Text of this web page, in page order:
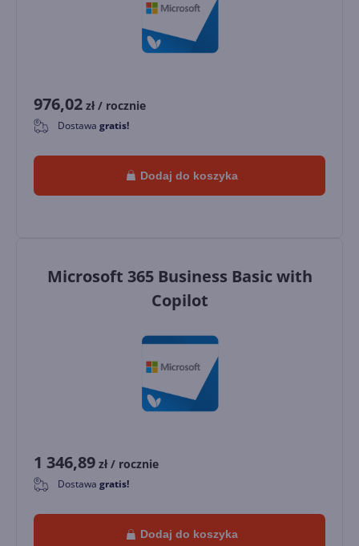
976,02 zł / rocznie
0 Dostawa gratis!
Dodaj do koszyka
Microsoft 365 Business Basic with
Copilot
1 346,89 zł / rocznie
0 Dostawa gratis!
Dodaj do koszyka